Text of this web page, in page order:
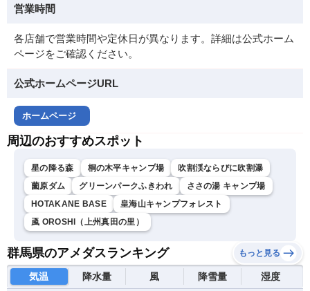
営業時間
各店舗で営業時間や定休日が異なります。詳細は公式ホーム
ページをご確認ください。
公式ホームページURL
ホームページ
周辺のおすすめスポット
星の降る森 桐の木平キャンプ場
吹割渓ならびに吹割瀑
薗原ダム
グリーンパークふきわれ
ささの湯 キャンプ場
HOTAKANE BASE
皇海山キャンプフォレスト
颪 OROSHI（上州真田の里）
群馬県のアメダスランキング もっと見る
気温 降水量 風 降雪量 湿度